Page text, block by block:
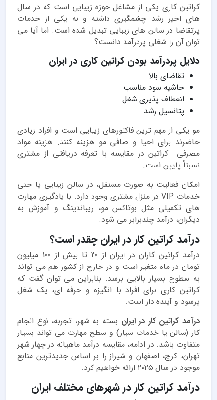
کراتین کاری یکی از مشاغل حوزه زیبایی است که در سال
های اخیر رشد چشمگیری داشته و به یکی از خدمات
پرتقاضا در سالن های زیبایی تبدیل شده است. اما آیا می
توان آن را شغلی پردرآمد دانست؟
دلایل پردرآمد بودن کراتین کاری در ایران
تقاضای بالا
حاشیه سود مناسب
انعطاف پذیری شغل
پتانسیل رشد
مو یکی از مهم ترین فاکتورهای زیبایی است و افراد زیادی
حاضرند برای احیا و صافی مو هزینه کنند. هزینه مواد
مصرفی کراتین در مقایسه با تعرفه دریافتی از مشتری
نسبتاً پایین است.
امکان فعالیت به صورت مستقل، در سالن زیبایی یا حتی
خدمات VIP در منزل مشتری وجود دارد. با یادگیری مهارت
های تکمیلی مثل بوتاکس مو، ریباندینگ و آموزش به
دیگران، درآمد چندبرابر می شود.
درآمد کراتین کار در ایران چقدر است؟
درآمد کراتین کاران در ایران از 20 تا بیش از 100 میلیون
تومان در ماه متغیر است و در خارج از کشور هم می تواند
به سطوح بسیار بالایی برسد. بنابراین می توان گفت که
کراتین کاری برای افراد با انگیزه و حرفه ای، یک شغل
پرسود و آینده دار است.
درآمد کراتین کار در ایران بسته به شهر، تجربه، نوع انجام
کار (سالن یا خدمات سیار) و سطح مهارت می تواند بسیار
متفاوت باشد. در ادامه، مقایسه درآمد ماهیانه در چهار شهر
تهران، کرج، اصفهان و شیراز را بر اساس جدیدترین منابع
موجود در سال ۲۰۲۵ ارائه خواهیم کرد.
درآمد کراتین کار در شهرهای مختلف ایران